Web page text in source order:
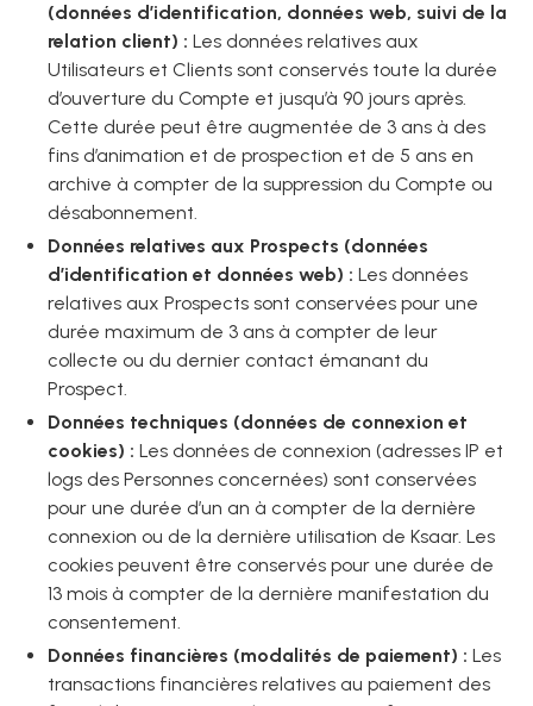
(données d’identification, données web, suivi de la
relation client) : Les données relatives aux
Utilisateurs et Clients sont conservés toute la durée
d’ouverture du Compte et jusqu’à 90 jours après.
Cette durée peut être augmentée de 3 ans à des
fins d’animation et de prospection et de 5 ans en
archive à compter de la suppression du Compte ou
désabonnement.
Données relatives aux Prospects (données
d’identification et données web) : Les données
relatives aux Prospects sont conservées pour une
durée maximum de 3 ans à compter de leur
collecte ou du dernier contact émanant du
Prospect.
Données techniques (données de connexion et
cookies) : Les données de connexion (adresses IP et
logs des Personnes concernées) sont conservées
pour une durée d’un an à compter de la dernière
connexion ou de la dernière utilisation de Ksaar. Les
cookies peuvent être conservés pour une durée de
13 mois à compter de la dernière manifestation du
consentement.
Données financières (modalités de paiement) : Les
transactions financières relatives au paiement des